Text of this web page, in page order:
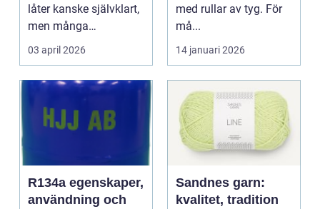
låter kanske självklart,
men många
arbetsplatser saknar ...
03 april 2026
med rullar av tyg. För
må...
14 januari 2026
R134a egenskaper,
användning och
Sandnes garn:
kvalitet, tradition